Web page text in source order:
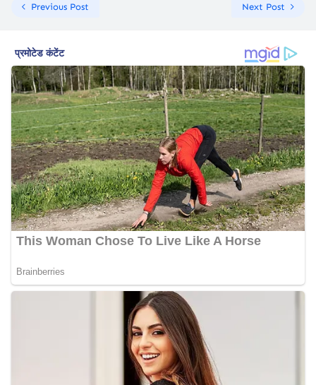
Previous Post Next Post